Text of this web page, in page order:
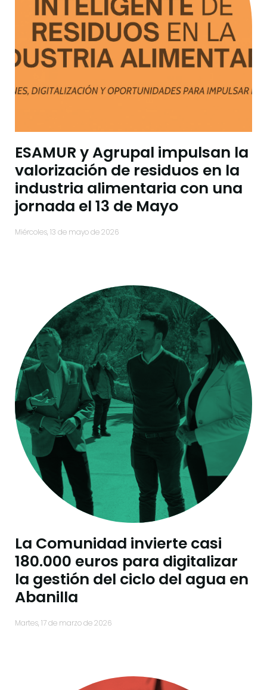
ESAMUR y Agrupal impulsan la
valorización de residuos en la
industria alimentaria con una
jornada el 13 de Mayo
miércoles, 13 de mayo de 2026
La Comunidad invierte casi
180.000 euros para digitalizar
la gestión del ciclo del agua en
Abanilla
martes, 17 de marzo de 2026